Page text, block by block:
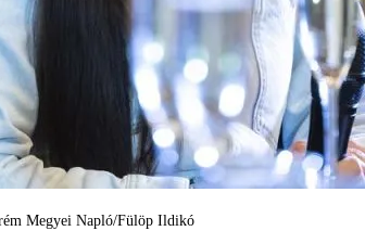
Megyei Napló/Fülöp Ildikó